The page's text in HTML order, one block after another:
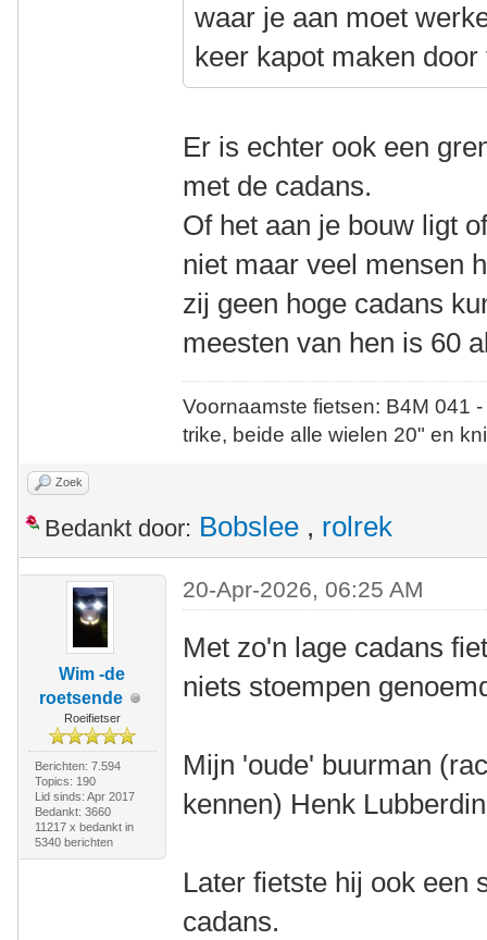
waar je aan moet
keer kapot maken
Er is echter ook een
met de cadans.
Of het aan je bouw ligt
niet maar veel mensen
zij geen hoge cadans
meesten van hen is 60
Voornaamste fietsen: B4M
trike, beide alle wielen 20" en
Zoek
Bedankt door: Bobslee , rolrek
Wim -de
roetsende
Roeifietser
Berichten: 7.594
Topics: 190
Lid sinds: Apr 2017
Bedankt: 3660
11217 x bedankt in
5340 berichten
20-Apr-2026, 06:25 AM
Met zo'n lage cadans
niets stoempen
Mijn 'oude' buurman
kennen) Henk
Later fietste hij ook een
cadans.